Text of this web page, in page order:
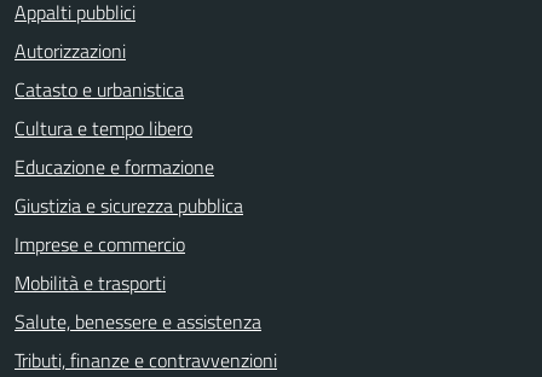
Appalti pubblici
Autorizzazioni
Catasto e urbanistica
Cultura e tempo libero
Educazione e formazione
Giustizia e sicurezza pubblica
Imprese e commercio
Mobilità e trasporti
Salute, benessere e assistenza
Tributi, finanze e contravvenzioni